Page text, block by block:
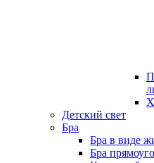
Детский свет
Бра
Бра в виде
Бра